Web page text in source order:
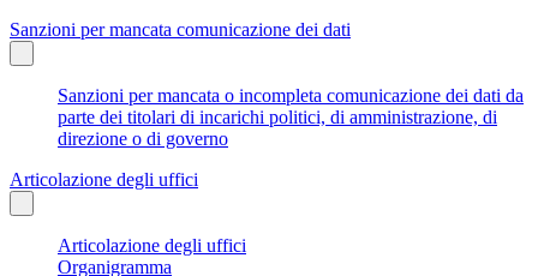
Sanzioni per mancata comunicazione dei dati
Sanzioni per mancata o incompleta comunicazione dei dati da
parte dei titolari di incarichi politici, di amministrazione, di
direzione o di governo
Articolazione degli uffici
Articolazione degli uffici
Organigramma